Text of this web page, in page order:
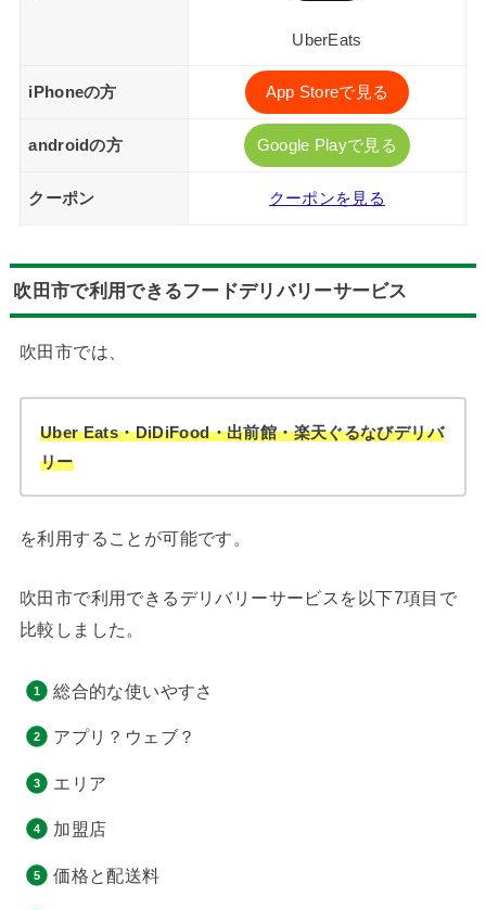
UberEats
iPhoneの方 App Storeで見る
androidの方 Google Playで見る
クーポン クーポンを見る
吹田市で利用できるフードデリバリーサービス
吹田市では、
Uber Eats・DiDiFood・出前館・楽天ぐるなびデリバ
リー
を利用することが可能です。
吹田市で利用できるデリバリーサービスを以下7項目で
比較しました。
総合的な使いやすさ
アプリ？ウェブ？
エリア
加盟店
価格と配送料